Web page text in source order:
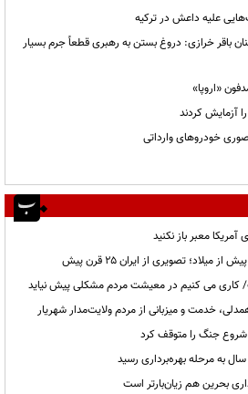
باقر خرازی: دروغ بستن به رهبری قطعاً جرم بسیار
«اروپا»
آزمایش کردند
خودروهای وارداتی
معبر باز نکنید
کاری می کنیم در معیشت مردم مشکلی پیش نیاید
شروع جنگ را متوقف کرد
بحرین هم زیان‌بارتر است